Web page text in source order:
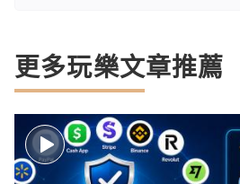
更多玩樂文章推薦